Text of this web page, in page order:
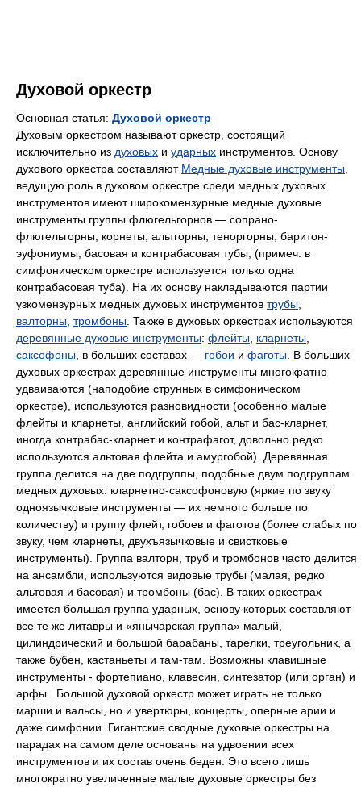
Духовой оркестр
Основная статья: Духовой оркестр
Духовым оркестром называют оркестр, состоящий
исключительно из духовых и ударных инструментов. Основу
духового оркестра составляют Медные духовые инструменты,
ведущую роль в духовом оркестре среди медных духовых
инструментов имеют широкомензурные медные духовые
инструменты группы флюгельгорнов — сопрано-
флюгельгорны, корнеты, альтгорны, теноргорны, баритон-
эуфониумы, басовая и контрабасовая тубы, (примеч. в
симфоническом оркестре используется только одна
контрабасовая туба). На их основу накладываются партии
узкомензурных медных духовых инструментов трубы,
валторны, тромбоны. Также в духовых оркестрах используются
деревянные духовые инструменты: флейты, кларнеты,
саксофоны, в больших составах — гобои и фаготы. В больших
духовых оркестрах деревянные инструменты многократно
удваиваются (наподобие струнных в симфоническом
оркестре), используются разновидности (особенно малые
флейты и кларнеты, английский гобой, альт и бас-кларнет,
иногда контрабас-кларнет и контрафагот, довольно редко
используются альтовая флейта и амургобой). Деревянная
группа делится на две подгруппы, подобные двум подгруппам
медных духовых: кларнетно-саксофоновую (яркие по звуку
одноязычковые инструменты — их немного больше по
количеству) и группу флейт, гобоев и фаготов (более слабых по
звуку, чем кларнеты, двухъязычковые и свистковые
инструменты). Группа валторн, труб и тромбонов часто делится
на ансамбли, используются видовые трубы (малая, редко
альтовая и басовая) и тромбоны (бас). В таких оркестрах
имеется большая группа ударных, основу которых составляют
все те же литавры и «янычарская группа» малый,
цилиндрический и большой барабаны, тарелки, треугольник, а
также бубен, кастаньеты и там-там. Возможны клавишные
инструменты - фортепиано, клавесин, синтезатор (или орган) и
арфы . Большой духовой оркестр может играть не только
марши и вальсы, но и увертюры, концерты, оперные арии и
даже симфонии. Гигантские сводные духовые оркестры на
парадах на самом деле основаны на удвоении всех
инструментов и их состав очень беден. Это всего лишь
многократно увеличенные малые духовые оркестры без